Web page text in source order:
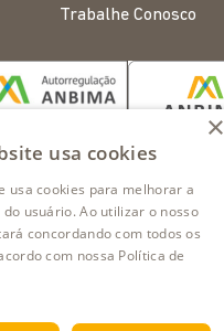
Trabalhe Conosco
×
usa cookies
usa cookies para melhorar a
usuário. Ao utilizar o nosso
concordando com todos os
com nossa Política de